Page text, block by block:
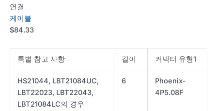
연결
케이블
$84.33
특별 참고 사항 길이 커넥터 유형1
HS21044, LBT21084UC,
LBT22023, LBT22043,
LBT21084LC의 경우
6
Phoenix-
4P5.08F